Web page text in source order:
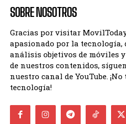
SOBRE NOSOTROS
Gracias por visitar
apasionado por la tecnología,
análisis objetivos de móviles
de nuestros contenidos,
nuestro canal de YouTube.
tecnología!